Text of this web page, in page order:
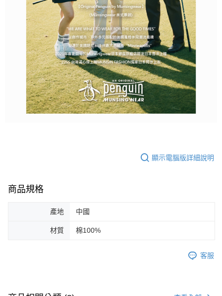
顯示電腦版詳細說明
商品規格
產地 中國
材質 棉100%
客服